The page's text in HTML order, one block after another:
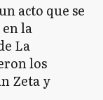
acto que se
la
La
los
Zeta y